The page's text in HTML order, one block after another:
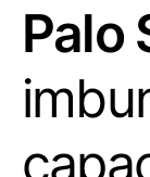
Palo